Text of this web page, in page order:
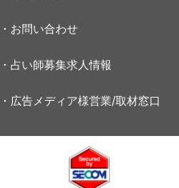
・お問い合わせ
・占い師募集求人情報
・広告メディア様営業/取材窓口